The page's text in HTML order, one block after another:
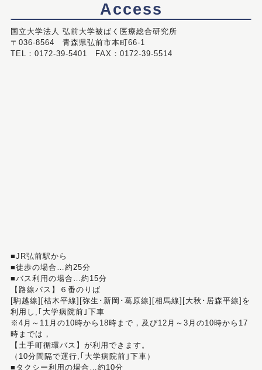
Access
国立大学法人 弘前大学被ばく医療総合研究所
〒036-8564 青森県弘前市本町66-1
TEL：0172-39-5401 FAX：0172-39-5514
■JR弘前駅から
■徒歩の場合…約25分
■バス利用の場合…約15分
【路線バス】６番のりば
[駒越線][枯木平線][弥生･新岡･葛原線][相馬線][大秋･居森平線]を
利用し,｢大学病院前｣下車
※4月～11月の10時から18時まで，及び12月～3月の10時から17
時までは，
【土手町循環バス】が利用できます。
（10分間隔で運行,｢大学病院前｣下車）
■タクシー利用の場合…約10分